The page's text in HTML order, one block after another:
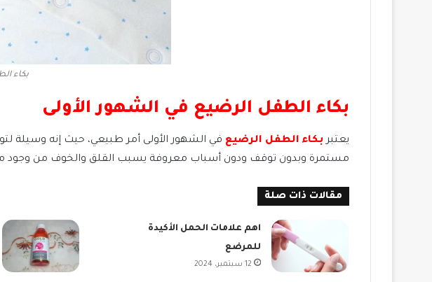
بكاء
بكاء الطفل الرضيع في الشهور الأولى
يعتبر بكاء الطفل الرضيع في الشهور الأولى أمر طبيعي، حيث إنه وسيلة
مستمرة وبدون توقف ودون أسباب معروفة يسبب القلق والخوف من
مقالات ذات صلة
اهم علامات الحمل الأكيدة
للمرضع
12 سبتمبر، 2024